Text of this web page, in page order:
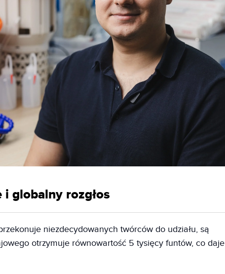
globalny rozgłos
niezdecydowanych twórców do udziału, są
otrzymuje równowartość 5 tysięcy funtów, co daje